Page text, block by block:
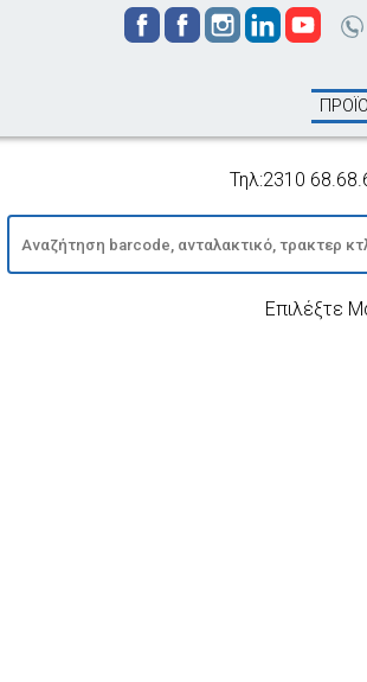
Τηλ:2310
Επιλέξτε